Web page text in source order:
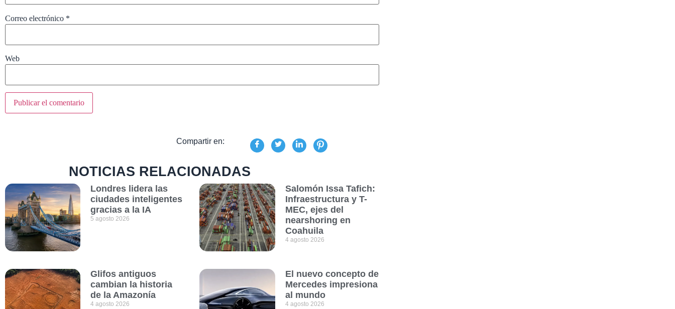
Correo electrónico *
Web
Compartir en:
NOTICIAS RELACIONADAS
Londres lidera las
ciudades inteligentes
gracias a la IA
5 agosto 2026
Salomón Issa Tafich:
Infraestructura y T-
MEC, ejes del
nearshoring en
Coahuila
4 agosto 2026
Glifos antiguos
cambian la historia
de la Amazonía
4 agosto 2026
El nuevo concepto de
Mercedes impresiona
al mundo
4 agosto 2026